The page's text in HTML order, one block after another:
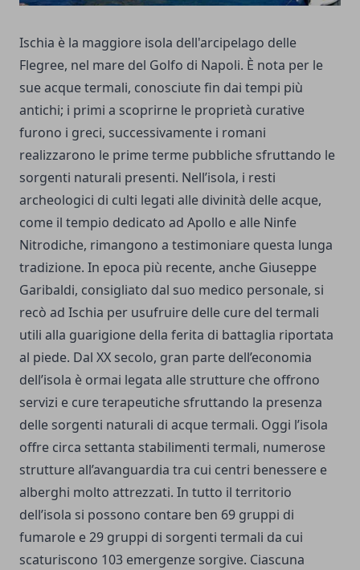
Ischia è la maggiore isola dell'arcipelago delle
Flegree, nel mare del Golfo di Napoli. È nota per le
sue acque termali, conosciute fin dai tempi più
antichi; i primi a scoprirne le proprietà curative
furono i greci, successivamente i romani
realizzarono le prime terme pubbliche sfruttando le
sorgenti naturali presenti. Nell’isola, i resti
archeologici di culti legati alle divinità delle acque,
come il tempio dedicato ad Apollo e alle Ninfe
Nitrodiche, rimangono a testimoniare questa lunga
tradizione. In epoca più recente, anche Giuseppe
Garibaldi, consigliato dal suo medico personale, si
recò ad Ischia per usufruire delle cure del termali
utili alla guarigione della ferita di battaglia riportata
al piede. Dal XX secolo, gran parte dell’economia
dell’isola è ormai legata alle strutture che offrono
servizi e cure terapeutiche sfruttando la presenza
delle sorgenti naturali di acque termali. Oggi l’isola
offre circa settanta stabilimenti termali, numerose
strutture all’avanguardia tra cui centri benessere e
alberghi molto attrezzati. In tutto il territorio
dell’isola si possono contare ben 69 gruppi di
fumarole e 29 gruppi di sorgenti termali da cui
scaturiscono 103 emergenze sorgive. Ciascuna